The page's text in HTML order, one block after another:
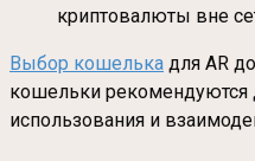
криптовалюты вне
Выбор кошелька для AR
кошельки рекомендуются
использования и